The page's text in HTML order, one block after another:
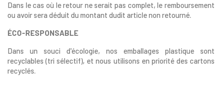
Dans le cas où le retour ne serait pas complet, le remboursement
ou avoir sera déduit du montant dudit article non retourné.
ÉCO-RESPONSABLE
Dans un souci d'écologie, nos emballages plastique sont
recyclables (tri sélectif), et nous utilisons en priorité des cartons
recyclés.